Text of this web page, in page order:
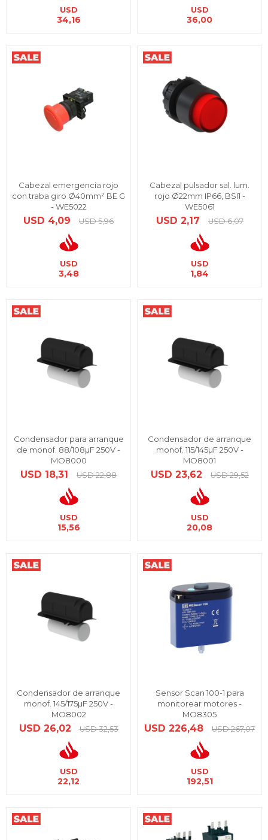
USD
34,16
USD
36,00
Cabezal emergencia rojo
con traba giro Ø40mm² BE G
- WE5022
USD 4,09 USD 5,96
USD
3,48
Cabezal pulsador sal. lum.
rojo Ø22mm IP66, BSI1 -
WE5061
USD 2,17 USD 6,07
USD
1,84
Condensador para arranque
de monof. 88/108µF 250V -
MO8000
USD 18,31 USD 22,88
USD
15,56
Condensador de arranque
monof. 115/145µF 250V -
MO8001
USD 23,62 USD 29,52
USD
20,08
Condensador de arranque
monof. 145/175µF 250V -
MO8002
USD 26,02 USD 32,53
USD
22,12
Sensor Scan 100-1 para
monitorear motores -
MO8305
USD 226,48 USD 267,07
USD
192,51